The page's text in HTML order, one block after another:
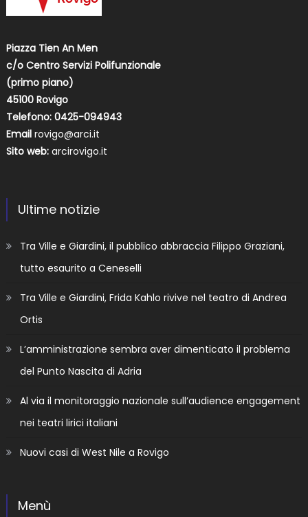
Piazza Tien An Men
c/o Centro Servizi Polifunzionale
(primo piano)
45100 Rovigo
Telefono: 0425-094943
Email rovigo@arci.it
Sito web: arcirovigo.it
Ultime notizie
Tra Ville e Giardini, il pubblico abbraccia Filippo Graziani,
tutto esaurito a Ceneselli
Tra Ville e Giardini, Frida Kahlo rivive nel teatro di Andrea
Ortis
L’amministrazione sembra aver dimenticato il problema
del Punto Nascita di Adria
Al via il monitoraggio nazionale sull’audience engagement
nei teatri lirici italiani
Nuovi casi di West Nile a Rovigo
Menù